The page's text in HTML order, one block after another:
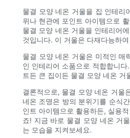
물결 모양 네온 거울을 집 인테리
위나 현관에 포인트 아이템으로
물결 모양 네온 거울을 인테리어
것입니다. 이 거울은 다재다능하
물결 모양 네온 거울은 미적인 매
인 인테리어 소품으로 적합합니
트든 큰 집이든 물결 모양 네온
결론적으로, 물결 모양 네온 거울
네온 조명은 방의 분위기를 순식
인트 아이템으로 활용하든, 실용
죠! 지금 바로 물결 모양 네온 거
는 모습을 지켜보세요.